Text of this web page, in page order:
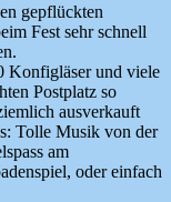
gepflückten
Fest sehr schnell
Konfigläser und viele
Postplatz so
ausverkauft
Tolle Musik von der
am
oder einfach